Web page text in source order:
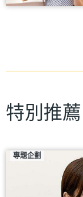
特別推薦
專題企劃